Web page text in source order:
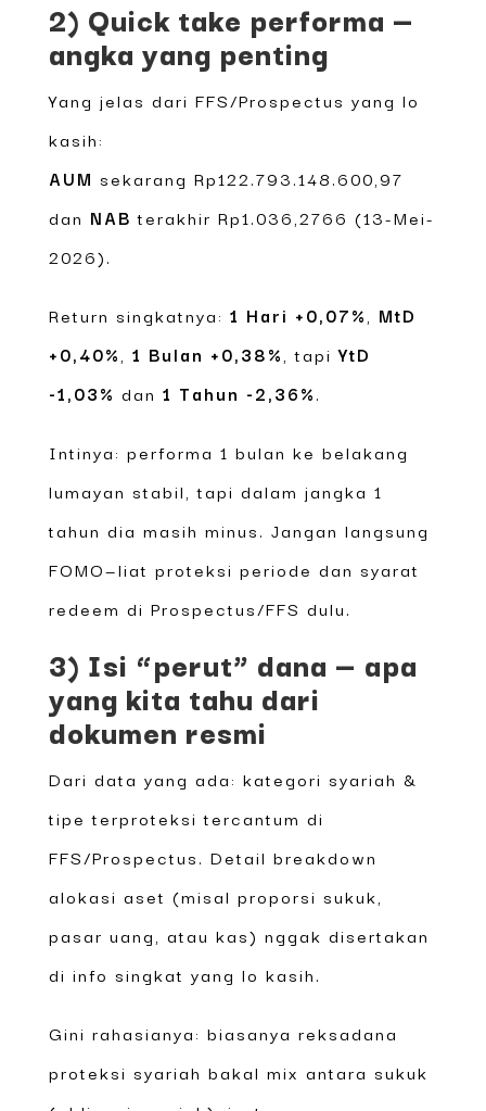
2) Quick take performa —
angka yang penting
Yang jelas dari FFS/Prospectus yang lo
kasih:
AUM sekarang Rp122.793.148.600,97
dan NAB terakhir Rp1.036,2766 (13-Mei-
2026).
Return singkatnya: 1 Hari +0,07%
MtD
+0,40% 1 Bulan +0,38% , tapiYtD
-1,03% dan 1 Tahun -2,36%.
Intinya: performa 1 bulan ke belakang
lumayan stabil, tapi dalam jangka 1
tahun dia masih minus. Jangan langsung
FOMO—liat proteksi periode dan syarat
redeem di Prospectus/FFS dulu.
3) Isi “perut” dana — apa
yang kita tahu dari
dokumen resmi
Dari data yang ada: kategori syariah &
tipe terproteksi tercantum di
FFS/Prospectus. Detail breakdown
alokasi aset (misal proporsi sukuk,
pasar uang, atau kas) nggak disertakan
di info singkat yang lo kasih.
Gini rahasianya: biasanya reksadana
proteksi syariah bakal mix antara sukuk